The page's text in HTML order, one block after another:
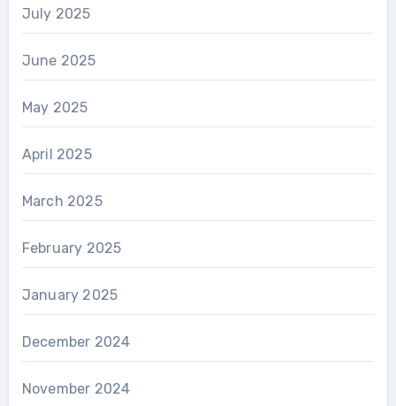
July 2025
June 2025
May 2025
April 2025
March 2025
February 2025
January 2025
December 2024
November 2024